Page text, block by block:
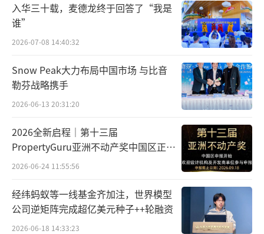
入华三十载，麦德龙终于回答了“我是
谁”
2026-07-08 14:40:32
Snow Peak大力布局中国市场 与比音
勒芬战略携手
2026-06-13 20:31:20
2026全新启程｜第十三届
PropertyGuru亚洲不动产奖中国区正式
开放申报
2026-06-24 11:55:56
经纬蚂蚁等一线基金齐加注，世界模型
公司逆矩阵完成超亿美元种子++轮融资
2026-06-18 14:33:23